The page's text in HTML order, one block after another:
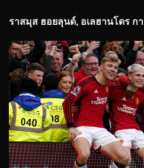
ราสมุส ฮอยลุนด์, อเลฮานโดร ก